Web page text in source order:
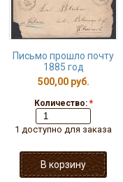
Письмо прошло почту
1885 год
500,00 руб.
Количество: *
1 доступно для заказа